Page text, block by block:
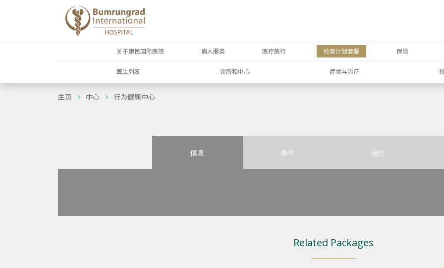
关于康民国际医院 病人服务 医疗旅行 检查计划套餐 保险
医生列表 诊所和中心 症状与治疗
主页 中心 行为健康中心
信息 条件 治疗
Related Packages